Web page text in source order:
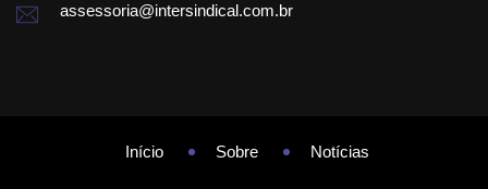
assessoria@intersindical.com.br
Início Sobre Notícias